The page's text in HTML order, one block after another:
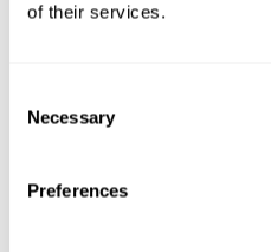
of their services.
Selection
Necessary
Preferences